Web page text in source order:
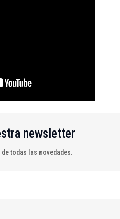
newsletter
todas las novedades.